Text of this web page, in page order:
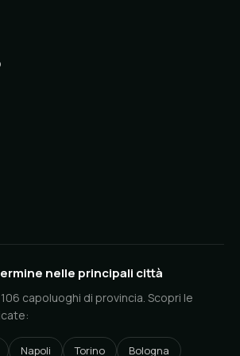
nelle principali città
capoluoghi di provincia. Scopri le
Napoli Torino Bologna